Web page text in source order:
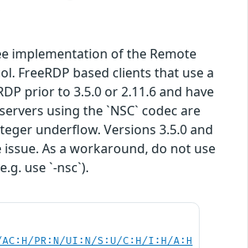
implementation of the Remote
FreeRDP based clients that use a
prior to 3.5.0 or 2.11.6 and have
using the `NSC` codec are
underflow. Versions 3.5.0 and
issue. As a workaround, do not use
use `-nsc`).
AC:H/PR:N/UI:N/S:U/C:H/I:H/A:H